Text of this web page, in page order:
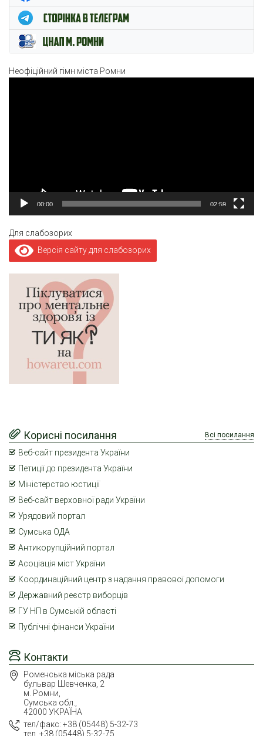
Неофіційний гімн міста Ромни
00:00 02:59
Для слабозорих
Версія сайту для слабозорих
Контакти
Роменська міська рада
бульвар Шевченка, 2
м. Ромни,
Сумська обл.,
42000 УКРАЇНА
тел/факс: +38 (05448) 5-32-73
тел, +38 (05448) 5-32-75
Корисні посилання Всі посилання
Веб-сайт президента України
Петиції до президента України
Міністерство юстиції
Веб-сайт верховної ради України
Урядовий портал
Сумська ОДА
Антикорупційний портал
Асоціація міст України
Координаційний центр з надання правової допомоги
Державний реєстр виборців
ГУ НП в Сумській області
Публічні фінанси України